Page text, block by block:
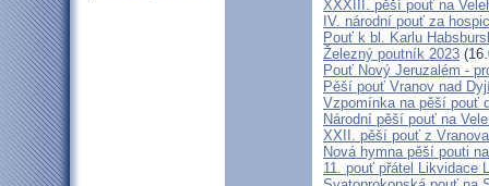
XXXIII. pěší pouť na
IV. národní pouť za
Pouť k bl. Karlu
Železný poutník 2023
Pouť Nový Jeruzalém -
Pěší pouť Vranov nad
Vzpomínka na pěší pouť
Národní pěší pouť na
XXII. pěší pouť z
Nová hymna pěší pouti
11. pouť přátel Likvidace